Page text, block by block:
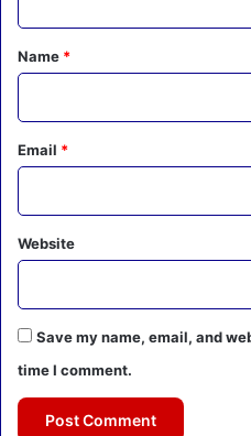
*
Name *
Email *
Website
Save my name, email, and
time I comment.